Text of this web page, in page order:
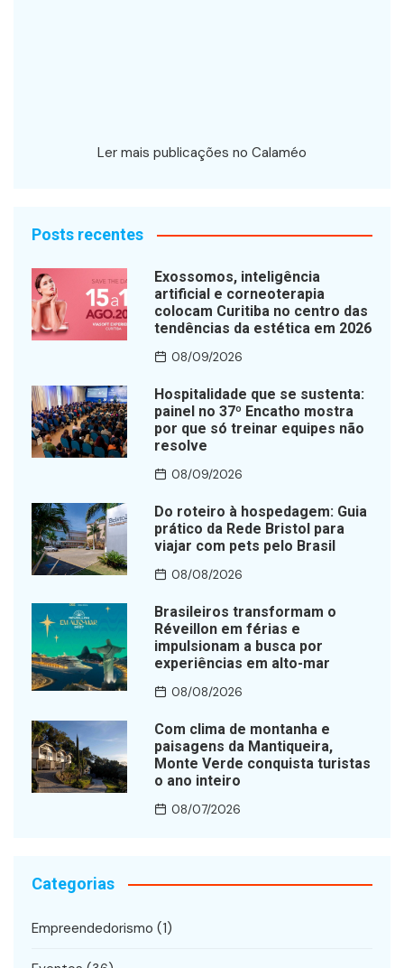
Ler mais publicações no Calaméo
Posts recentes
Exossomos, inteligência
artificial e corneoterapia
colocam Curitiba no centro das
tendências da estética em 2026
08/09/2026
Hospitalidade que se sustenta:
painel no 37º Encatho mostra
por que só treinar equipes não
resolve
08/09/2026
Do roteiro à hospedagem: Guia
prático da Rede Bristol para
viajar com pets pelo Brasil
08/08/2026
Brasileiros transformam o
Réveillon em férias e
impulsionam a busca por
experiências em alto-mar
08/08/2026
Com clima de montanha e
paisagens da Mantiqueira,
Monte Verde conquista turistas
o ano inteiro
08/07/2026
Categorias
Empreendedorismo (1)